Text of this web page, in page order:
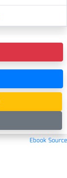
Ebook Source